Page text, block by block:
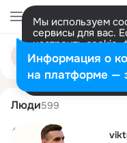
Мы используем
сервисы для вас.
настроить
представитель.
Разрешить все
Поиск
людям
viktor gagarin
Люди599
Информация о
на платформе —